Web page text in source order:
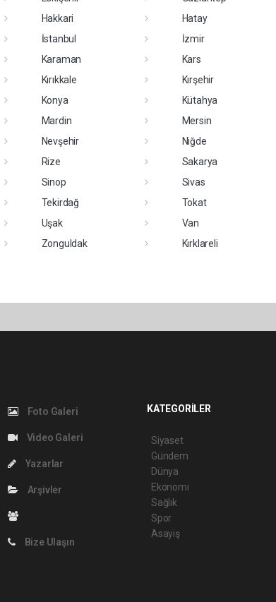
Hakkari
Hatay
İstanbul
İzmir
Karaman
Kars
Kırıkkale
Kırşehir
Konya
Kütahya
Mardin
Mersin
Nevşehir
Niğde
Rize
Sakarya
Sinop
Sivas
Tekirdağ
Tokat
Uşak
Van
Zonguldak
Kırklareli
Foto Galeri
Video Galeri
Yazarlar
Arşivler
Bize Ulaşın
KATEGORİLER
Siyaset
Gündem
Dünya
Ekonomi
Sağlık
Spor
Asayiş